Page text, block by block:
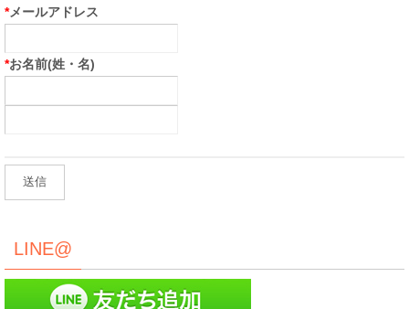
*メールアドレス
*お名前(姓・名)
LINE@